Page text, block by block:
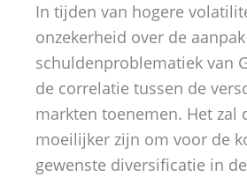
In tijden van hogere
onzekerheid over de
schuldenproblematiek van
de correlatie tussen de
markten toenemen. Het zal
moeilijker zijn om voor de
gewenste diversificatie in